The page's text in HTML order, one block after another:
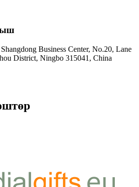
Business Center, No.20, Lane
District, Ningbo 315041, China